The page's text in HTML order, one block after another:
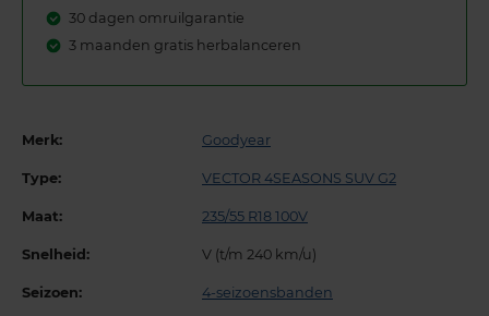
30 dagen omruilgarantie
3 maanden gratis herbalanceren
Merk: Goodyear
Type: VECTOR 4SEASONS SUV G2
Maat: 235/55 R18 100V
Snelheid: V (t/m 240 km/u)
Seizoen: 4-seizoensbanden